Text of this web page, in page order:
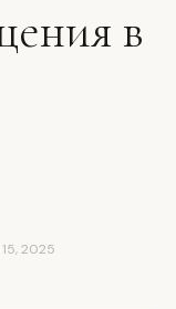
в
2025